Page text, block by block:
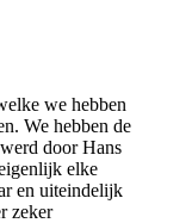
we hebben
We hebben de
door Hans
elke
en uiteindelijk
zeker